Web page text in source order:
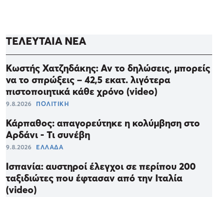
ΤΕΛΕΥΤΑΙΑ ΝΕΑ
Κωστής Χατζηδάκης: Αν το δηλώσεις, μπορείς
να το σπρώξεις – 42,5 εκατ. λιγότερα
πιστοποιητικά κάθε χρόνο (video)
9.8.2026 ΠΟΛΙΤΙΚΗ
Κάρπαθος: απαγορεύτηκε η κολύμβηση στο
Αρδάνι - Τι συνέβη
9.8.2026 ΕΛΛΑΔΑ
Ισπανία: αυστηροί έλεγχοι σε περίπου 200
ταξιδιώτες που έφτασαν από την Ιταλία
(video)